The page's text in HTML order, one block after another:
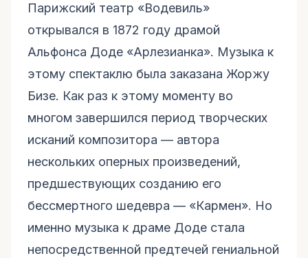
Парижский театр «Водевиль»
открывался в 1872 году драмой
Альфонса Доде «Арлезианка». Музыка к
этому спектаклю была заказана Жоржу
Бизе. Как раз к этому моменту во
многом завершился период творческих
исканий композитора — автора
нескольких оперных произведений,
предшествующих созданию его
бессмертного шедевра — «Кармен». Но
именно музыка к драме Доде стала
непосредственной предтечей гениальной